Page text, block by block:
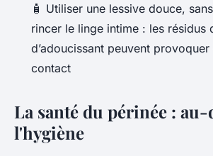
🧴 Utiliser une lessive douce,
rincer le linge intime : les résidus
d’adoucissant peuvent
contact
La santé du périnée : au-
l'hygiène